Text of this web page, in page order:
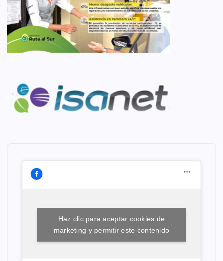
Haz clic para aceptar cookies de
marketing y permitir este contenido